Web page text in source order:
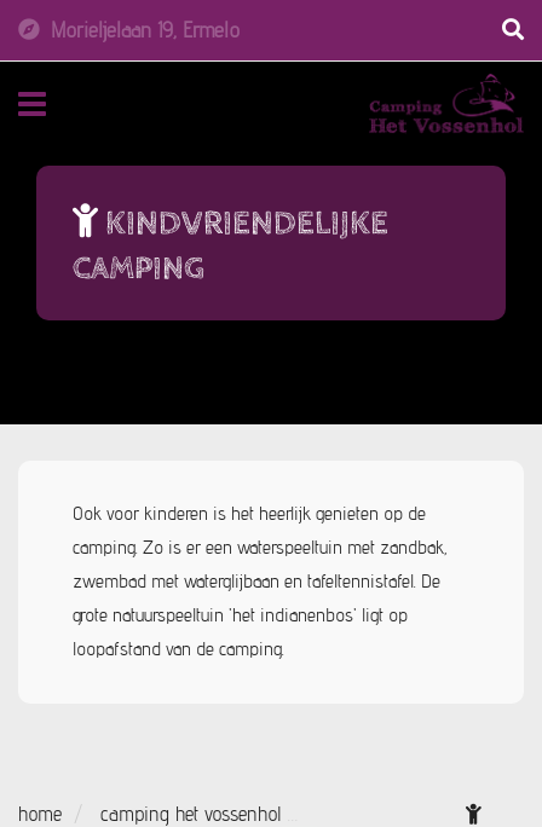
KINDVRIENDELIJKE
CAMPING
Ook voor kinderen is het heerlijk genieten op de
camping. Zo is er een waterspeeltuin met zandbak,
zwembad met waterglijbaan en tafeltennistafel. De
grote natuurspeeltuin 'het indianenbos' ligt op
loopafstand van de camping.
home camping het vossenhol
Morieljelaan 19, Ermelo
Navigatie